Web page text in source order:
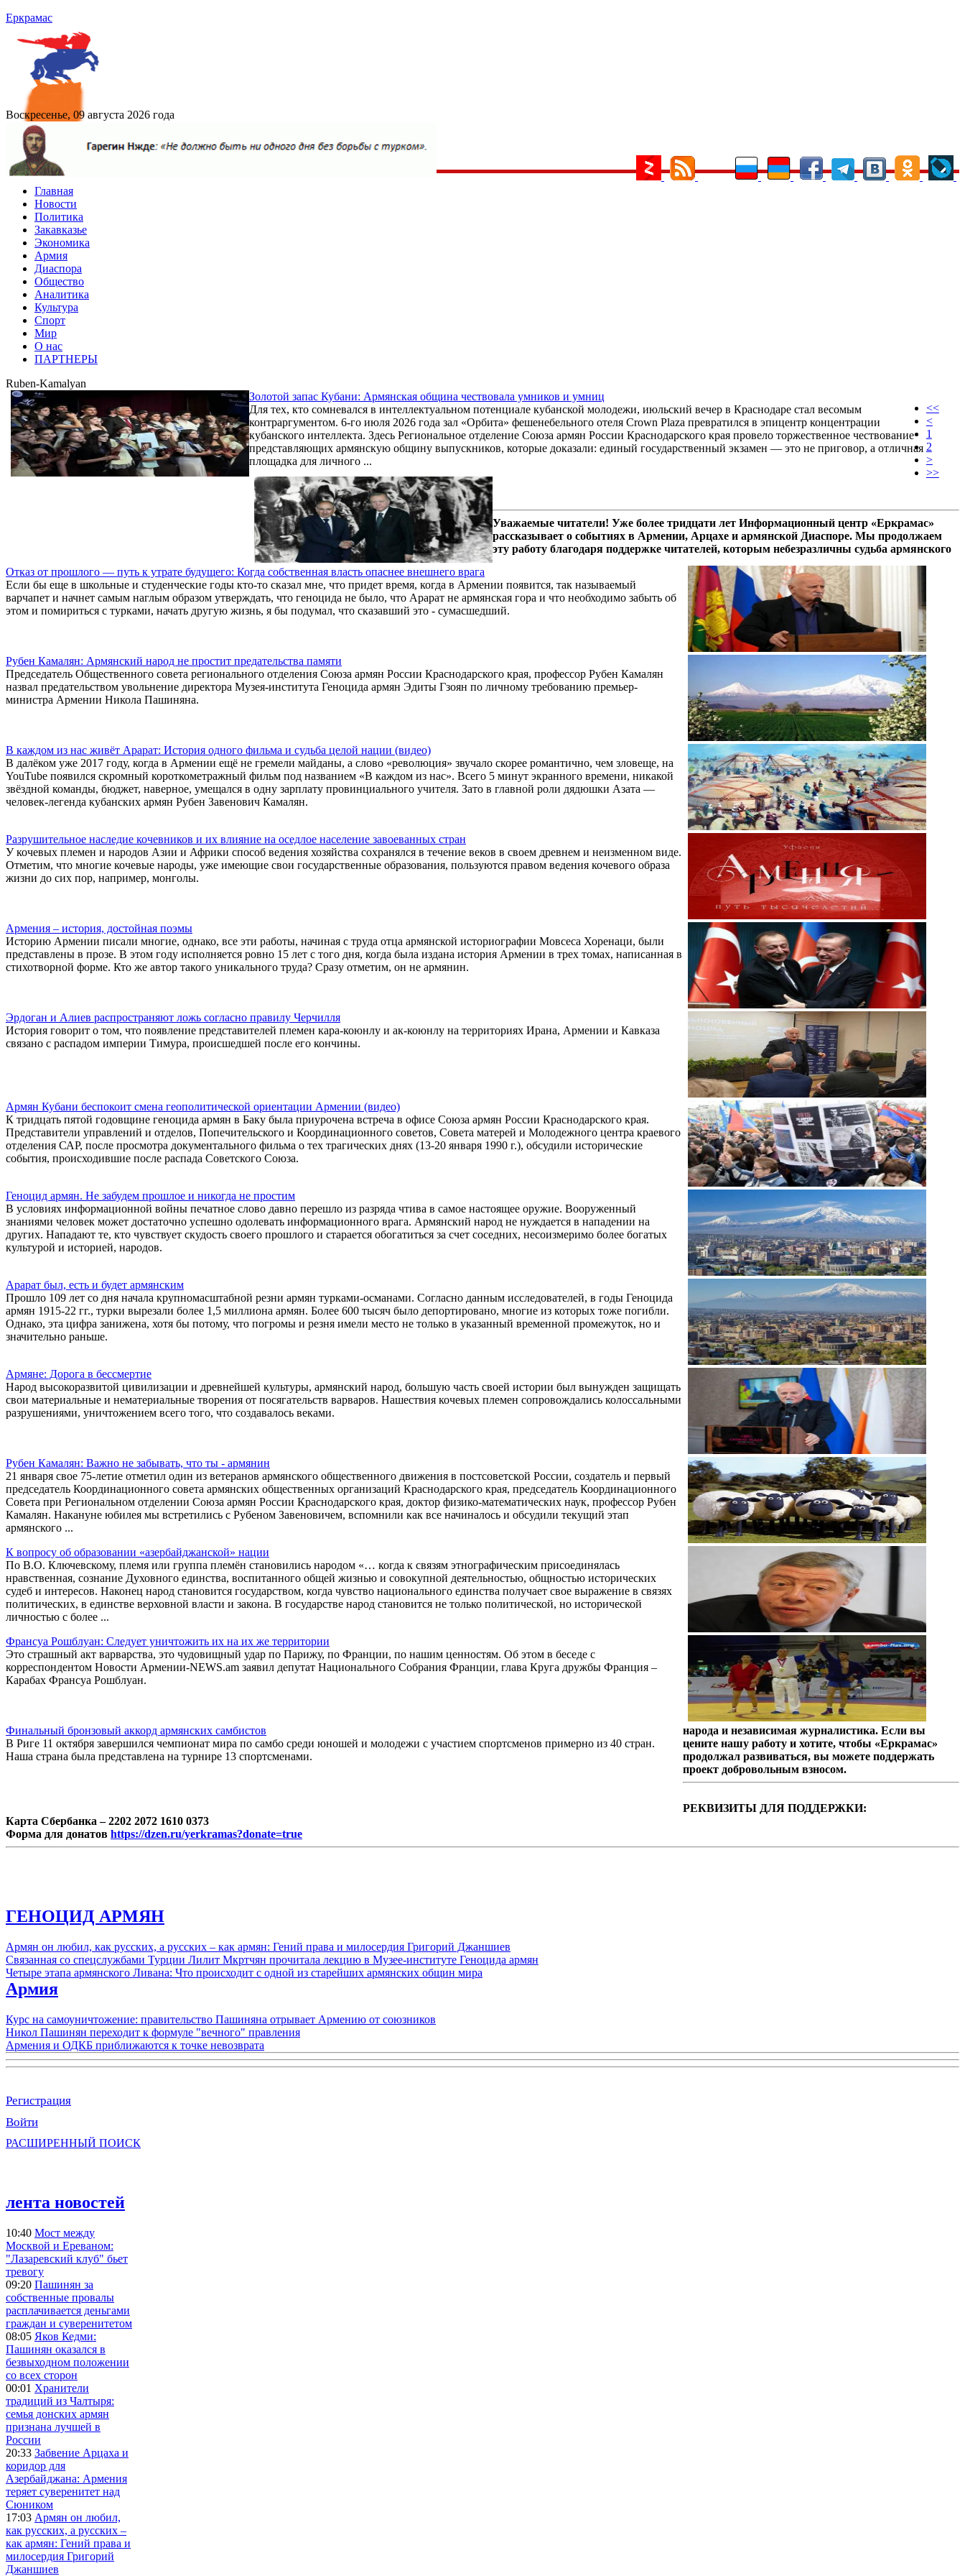
Еркрамас
Воскресенье, 09 августа 2026 года
Главная
Новости
Политика
Закавказье
Экономика
Армия
Диаспора
Общество
Аналитика
Культура
Спорт
Мир
О нас
ПАРТНЕРЫ
Ruben-Kamalyan
Золотой запас Кубани: Армянская община чествовала умников и умниц
Для тех, кто сомневался в интеллектуальном потенциале кубанской молодежи, июльский вечер в Краснодаре стал весомым
контраргументом. 6-го июля 2026 года зал «Орбита» фешенебельного отеля Crown Plaza превратился в эпицентр концентрации
кубанского интеллекта. Здесь Региональное отделение Союза армян России Краснодарского края провело торжественное чествование
представляющих армянскую общину выпускников, которые доказали: единый государственный экзамен — это не приговор, а отличная
площадка для личного ...
Отказ от прошлого — путь к утрате будущего: Когда собственная власть опаснее внешнего врага
Если бы еще в школьные и студенческие годы кто-то сказал мне, что придет время, когда в Армении появится, так называемый
варчапет и начнет самым наглым образом утверждать, что геноцида не было, что Арарат не армянская гора и что необходимо забыть об
этом и помириться с турками, начать другую жизнь, я бы подумал, что сказавший это - сумасшедший.
Рубен Камалян: Армянский народ не простит предательства памяти
Председатель Общественного совета регионального отделения Союза армян России Краснодарского края, профессор Рубен Камалян
назвал предательством увольнение директора Музея-института Геноцида армян Эдиты Гзоян по личному требованию премьер-
министра Армении Никола Пашиняна.
В каждом из нас живёт Арарат: История одного фильма и судьба целой нации (видео)
В далёком уже 2017 году, когда в Армении ещё не гремели майданы, а слово «революция» звучало скорее романтично, чем зловеще, на
YouTube появился скромный короткометражный фильм под названием «В каждом из нас». Всего 5 минут экранного времени, никакой
звёздной команды, бюджет, наверное, умещался в одну зарплату провинциального учителя. Зато в главной роли дядюшки Азата —
человек-легенда кубанских армян Рубен Завенович Камалян.
Разрушительное наследие кочевников и их влияние на оседлое население завоеванных стран
У кочевых племен и народов Азии и Африки способ ведения хозяйства сохранялся в течение веков в своем древнем и неизменном виде.
Отметим, что многие кочевые народы, уже имеющие свои государственные образования, пользуются правом ведения кочевого образа
жизни до сих пор, например, монголы.
Армения – история, достойная поэмы
Историю Армении писали многие, однако, все эти работы, начиная с труда отца армянской историографии Мовсеса Хоренаци, были
представлены в прозе. В этом году исполняется ровно 15 лет с того дня, когда была издана история Армении в трех томах, написанная в
стихотворной форме. Кто же автор такого уникального труда? Сразу отметим, он не армянин.
Эрдоган и Алиев распространяют ложь согласно правилу Черчилля
История говорит о том, что появление представителей племен кара-коюнлу и ак-коюнлу на территориях Ирана, Армении и Кавказа
связано с распадом империи Тимура, происшедшей после его кончины.
Армян Кубани беспокоит смена геополитической ориентации Армении (видео)
К тридцать пятой годовщине геноцида армян в Баку была приурочена встреча в офисе Союза армян России Краснодарского края.
Представители управлений и отделов, Попечительского и Координационного советов, Совета матерей и Молодежного центра краевого
отделения САР, после просмотра документального фильма о тех трагических днях (13-20 января 1990 г.), обсудили исторические
события, происходившие после распада Советского Союза.
Геноцид армян. Не забудем прошлое и никогда не простим
В условиях информационной войны печатное слово давно перешло из разряда чтива в самое настоящее оружие. Вооруженный
знаниями человек может достаточно успешно одолевать информационного врага. Армянский народ не нуждается в нападении на
других. Нападают те, кто чувствует скудость своего прошлого и старается обогатиться за счет соседних, несоизмеримо более богатых
культурой и историей, народов.
Арарат был, есть и будет армянским
Прошло 109 лет со дня начала крупномасштабной резни армян турками-османами. Согласно данным исследователей, в годы Геноцида
армян 1915-22 гг., турки вырезали более 1,5 миллиона армян. Более 600 тысяч было депортировано, многие из которых тоже погибли.
Однако, эта цифра занижена, хотя бы потому, что погромы и резня имели место не только в указанный временной промежуток, но и
значительно раньше.
Армяне: Дорога в бессмертие
Народ высокоразвитой цивилизации и древнейшей культуры, армянский народ, большую часть своей истории был вынужден защищать
свои материальные и нематериальные творения от посягательств варваров. Нашествия кочевых племен сопровождались колоссальными
разрушениями, уничтожением всего того, что создавалось веками.
Рубен Камалян: Важно не забывать, что ты - армянин
21 января свое 75-летие отметил один из ветеранов армянского общественного движения в постсоветской России, создатель и первый
председатель Координационного совета армянских общественных организаций Краснодарского края, председатель Координационного
Совета при Региональном отделении Союза армян России Краснодарского края, доктор физико-математических наук, профессор Рубен
Камалян. Накануне юбилея мы встретились с Рубеном Завеновичем, вспомнили как все начиналось и обсудили текущий этап
армянского ...
К вопросу об образовании «азербайджанской» нации
По В.О. Ключевскому, племя или группа племён становились народом «… когда к связям этнографическим присоединялась
нравственная, сознание Духовного единства, воспитанного общей жизнью и совокупной деятельностью, общностью исторических
судеб и интересов. Наконец народ становится государством, когда чувство национального единства получает свое выражение в связях
политических, в единстве верховной власти и закона. В государстве народ становится не только политической, но исторической
личностью с более ...
Франсуа Рошблуан: Следует уничтожить их на их же территории
Это страшный акт варварства, это чудовищный удар по Парижу, по Франции, по нашим ценностям. Об этом в беседе с
корреспондентом Новости Армении-NEWS.am заявил депутат Национального Собрания Франции, глава Круга дружбы Франция –
Карабах Франсуа Рошблуан.
Финальный бронзовый аккорд армянских самбистов
В Риге 11 октября завершился чемпионат мира по самбо среди юношей и молодежи с участием спортсменов примерно из 40 стран.
Наша страна была представлена на турнире 13 спортсменами.
<<
<
1
2
>
>>
Уважаемые читатели! Уже более тридцати лет Информационный центр «Еркрамас»
рассказывает о событиях в Армении, Арцахе и армянской Диаспоре. Мы продолжаем
эту работу благодаря поддержке читателей, которым небезразличны судьба армянского
народа и независимая журналистика. Если вы
цените нашу работу и хотите, чтобы «Еркрамас»
продолжал развиваться, вы можете поддержать
проект добровольным взносом.
РЕКВИЗИТЫ ДЛЯ ПОДДЕРЖКИ:
Карта Сбербанка – 2202 2072 1610 0373
Форма для донатов https://dzen.ru/yerkramas?donate=true
ГЕНОЦИД АРМЯН
Армян он любил, как русских, а русских – как армян: Гений права и милосердия Григорий Джаншиев
Связанная со спецслужбами Турции Лилит Мкртчян прочитала лекцию в Музее-институте Геноцида армян
Четыре этапа армянского Ливана: Что происходит с одной из старейших армянских общин мира
Армия
Курс на самоуничтожение: правительство Пашиняна отрывает Армению от союзников
Никол Пашинян переходит к формуле "вечного" правления
Армения и ОДКБ приближаются к точке невозврата
Регистрация
Войти
РАСШИРЕННЫЙ ПОИСК
лента новостей
10:40 Мост между
Москвой и Ереваном:
"Лазаревский клуб" бьет
тревогу
09:20 Пашинян за
собственные провалы
расплачивается деньгами
граждан и суверенитетом
08:05 Яков Кедми:
Пашинян оказался в
безвыходном положении
со всех сторон
00:01 Хранители
традиций из Чалтыря:
семья донских армян
признана лучшей в
России
20:33 Забвение Арцаха и
коридор для
Азербайджана: Армения
теряет суверенитет над
Сюником
17:03 Армян он любил,
как русских, а русских –
как армян: Гений права и
милосердия Григорий
Джаншиев